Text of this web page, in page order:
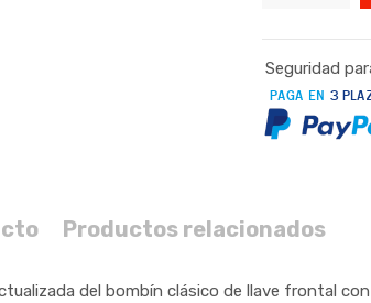
Seguridad
Productos relacionados
del bombín clásico de llave frontal